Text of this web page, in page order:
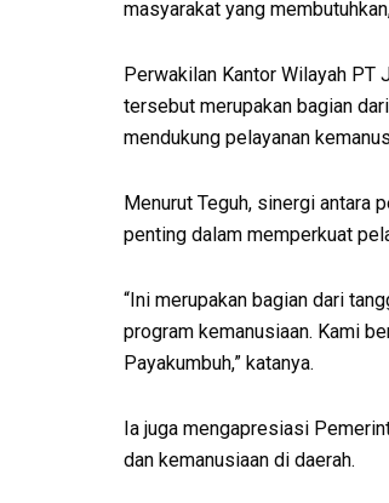
masyarakat yang
Perwakilan Kantor Wilayah PT
tersebut merupakan bagian
mendukung pelayanan
Menurut Teguh, sinergi antara
penting dalam memperkuat
“Ini merupakan bagian dari
program kemanusiaan. Kami
Payakumbuh,” katanya.
Ia juga mengapresiasi
dan kemanusiaan di daerah.